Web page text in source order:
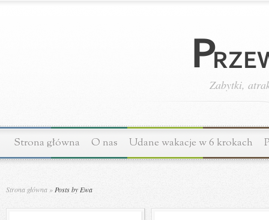
Zabytki,
Strona główna O nas Udane wakacje w 6 krokach
Strona główna » Posts by Ewa